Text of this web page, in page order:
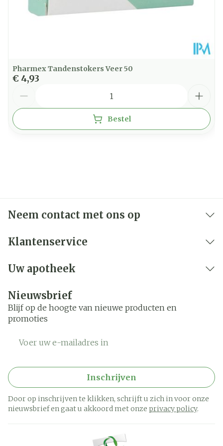
Pharmex Tandenstokers Veer 50
€ 4,93
Bestel
Neem contact met ons op
Klantenservice
Uw apotheek
Nieuwsbrief
Blijf op de hoogte van nieuwe producten en
promoties
Inschrijven
Door op inschrijven te klikken, schrijft u zich in voor onze
nieuwsbrief en gaat u akkoord met onze privacy policy.